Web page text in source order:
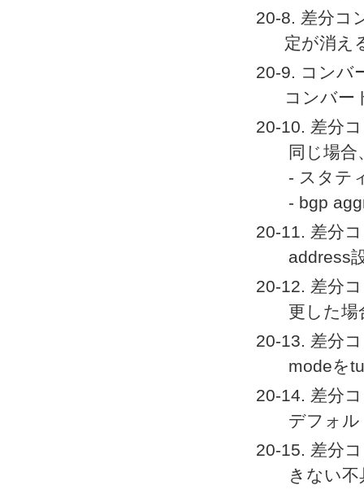
20-8. 差分コ
定が消え
20-9. コンバ
コンバー
20-10. 差分
同じ場
- スタテ
- bgp
20-11. 差分
address
20-12. 差分
更した場
20-13. 差分
modeを
20-14. 差分
デフォ
20-15. 差分
きない